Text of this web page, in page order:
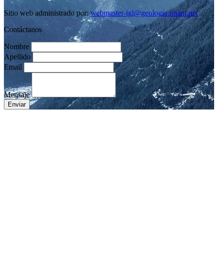
Sitio web administrado por:webmaster-igl@geologia.unam.mx
Contáctanos
Nombre
Apellido
Email
Mensaje
Enviar